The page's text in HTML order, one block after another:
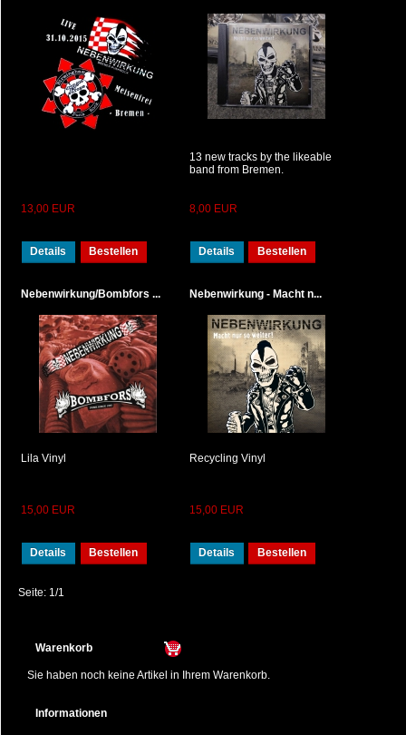
13,00 EUR
Details Bestellen
13 new tracks by the likeable
band from Bremen.
8,00 EUR
Details Bestellen
Nebenwirkung/Bombfors ...
Lila Vinyl
15,00 EUR
Details Bestellen
Nebenwirkung - Macht n...
Recycling Vinyl
15,00 EUR
Details Bestellen
Seite: 1/1
Warenkorb
Sie haben noch keine Artikel in Ihrem Warenkorb.
Informationen